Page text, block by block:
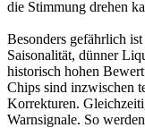
die Stimmung drehen
Besonders gefährlich
Saisonalität, dünner
historisch hohen
Chips sind inzwischen
Korrekturen.
Warnsignale. So